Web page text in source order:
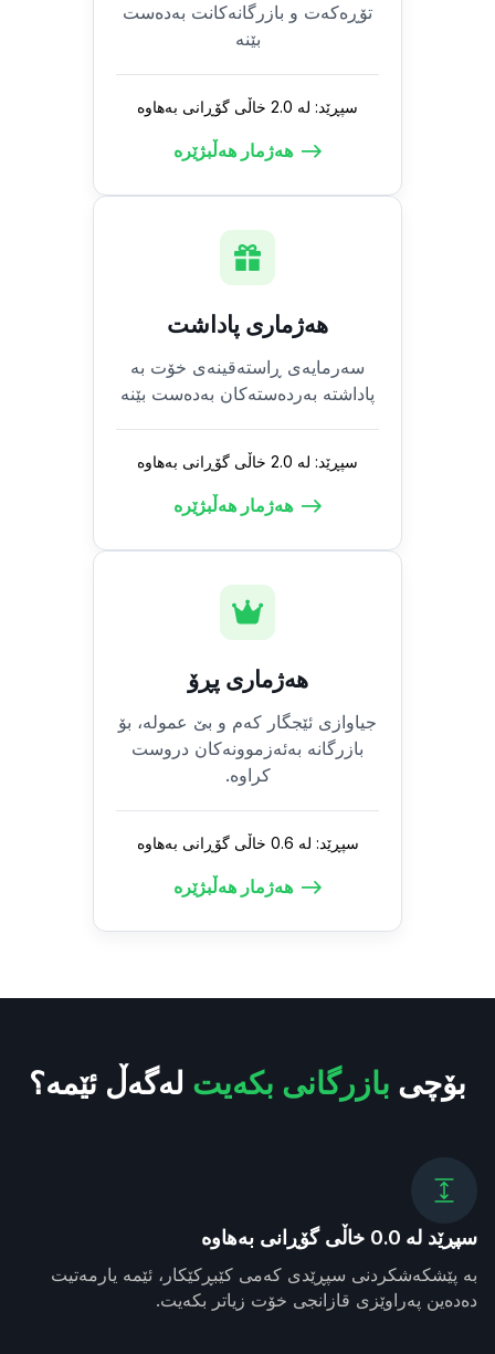
تۆڕەکەت و بازرگانەکانت بەدەست
بێنە
سپڕێد: لە 2.0 خاڵی گۆڕانی بەهاوە
هەژمار هەڵبژێرە
هەژماری پاداشت
سەرمایەی ڕاستەقینەی خۆت بە
پاداشتە بەردەستەکان بەدەست بێنە
سپڕێد: لە 2.0 خاڵی گۆڕانی بەهاوە
هەژمار هەڵبژێرە
هەژماری پڕۆ
جیاوازی ئێجگار کەم و بێ عمولە، بۆ
بازرگانە بەئەزموونەکان دروست
کراوە.
سپڕێد: لە 0.6 خاڵی گۆڕانی بەهاوە
هەژمار هەڵبژێرە
بۆچی بازرگانی بکەیت لەگەڵ ئێمە؟
سپڕێد لە 0.0 خاڵی گۆڕانی بەهاوە
بە پێشکەشکردنی سپڕێدی کەمی کێبڕکێکار، ئێمە یارمەتیت
دەدەین پەراوێزی قازانجی خۆت زیاتر بکەیت.